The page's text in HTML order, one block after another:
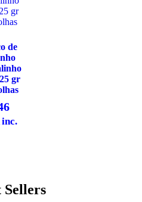
de
gr
Sellers